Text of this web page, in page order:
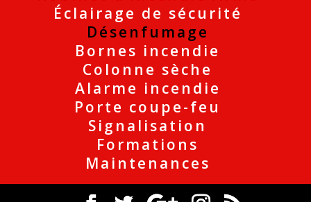
Éclairage de sécurité
Désenfumage
Bornes incendie
Colonne sèche
Alarme incendie
Porte coupe-feu
Signalisation
Formations
Maintenances